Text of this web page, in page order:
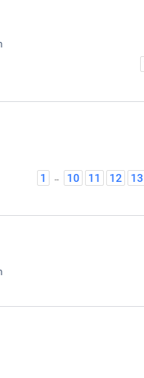
1 … 10 11 12 13